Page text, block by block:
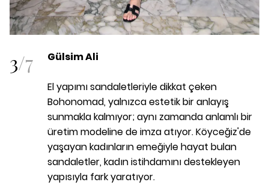
3/7 Gülsim Ali
El yapımı sandaletleriyle dikkat çeken
Bohonomad, yalnızca estetik bir anlayış
sunmakla kalmıyor; aynı zamanda anlamlı bir
üretim modeline de imza atıyor. Köyceğiz'de
yaşayan kadınların emeğiyle hayat bulan
sandaletler, kadın istihdamını destekleyen
yapısıyla fark yaratıyor.